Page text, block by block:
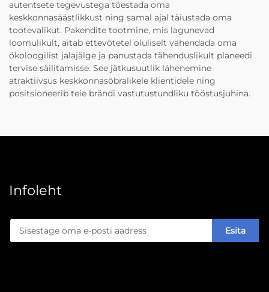
autentsete tegevustega tõestada oma
keskkonnasäästlikkust ning samal ajal täiustada oma
tootevalikut. Pakendite tootmine, mis lagunevad
loomulikult, aitab ettevõtetel oluliselt vähendada oma
ökoloogilist jalajälge ja panustada tähenduslikult planeedi
tervise säilitamisse. See jätkusuutlik lähenemine
atraktiivsus keskkonnasõbralikele klientidele ning
positsioneerib teie brändi vastutustundliku tööstusjuhina.
Infoleht
Esita